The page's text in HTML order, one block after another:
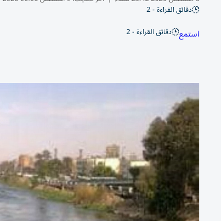
دقائق القراءة - 2
استمع دقائق القراءة - 2